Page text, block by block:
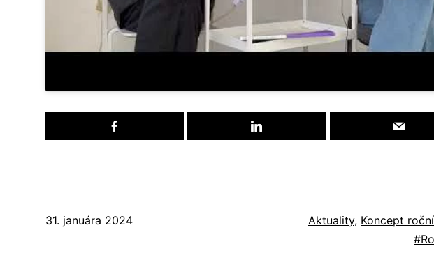
Publikované
31. januára 2024
Kategorizované
Aktuality, Koncept